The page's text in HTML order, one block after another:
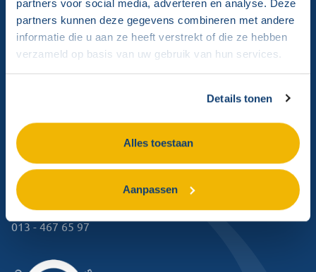
partners voor social media, adverteren en analyse. Deze
partners kunnen deze gegevens combineren met andere
informatie die u aan ze heeft verstrekt of die ze hebben
verzameld op basis van uw gebruik van hun services.
Details tonen
Alles toestaan
Aanpassen
Bekijk alle trainingen
Contact ons
Bosscheweg 40
5056 KC Berkel-Enschot
info@mzservices.nl
013 - 467 65 97